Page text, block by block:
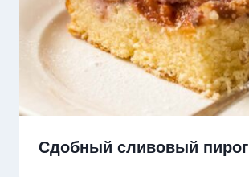
Сдобный сливовый пирог